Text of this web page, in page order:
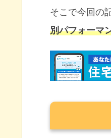
そこで今回の
別パフォーマ